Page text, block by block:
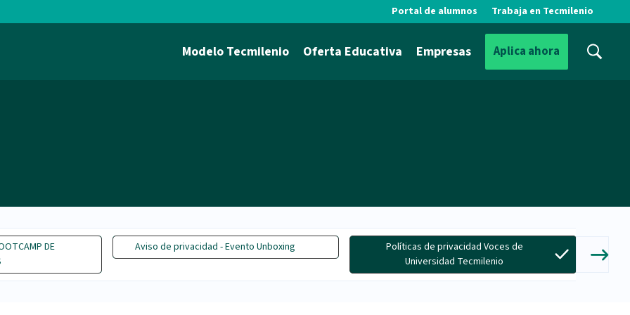
Portal de alumnos Trabaja en Tecmilenio
Modelo Tecmilenio Oferta Educativa Empresas Aplica ahora
DE
Aviso de privacidad - Evento Unboxing
Políticas de privacidad Voces de
Universidad Tecmilenio